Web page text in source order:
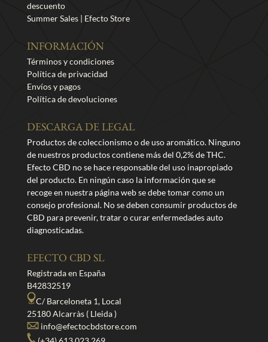
descuento
Summer Sales | Efecto Store
INFORMACIÓN
Términos y condiciones
Política de privacidad
Envíos y pagos
Política de devoluciones
DESCARGA DE LEGAL
Productos de coleccionismo o de uso aromático. Ninguno
de nuestros productos contiene más del 0,2% de THC.
Efecto CBD no se hace responsable del uso inapropiado
del producto. En ningún caso la información que se
recoge en nuestra página web se debe tomar como un
consejo profesional. No se deben consumir productos de
CBD para prevenir, tratar o curar enfermedades auto
diagnosticadas.
EFECTO CBD SL
Registrada en España
B42832519
C/ Barceloneta 1, Local
25180 Alcarràs ( Lleida )
info@efectocbdstore.com